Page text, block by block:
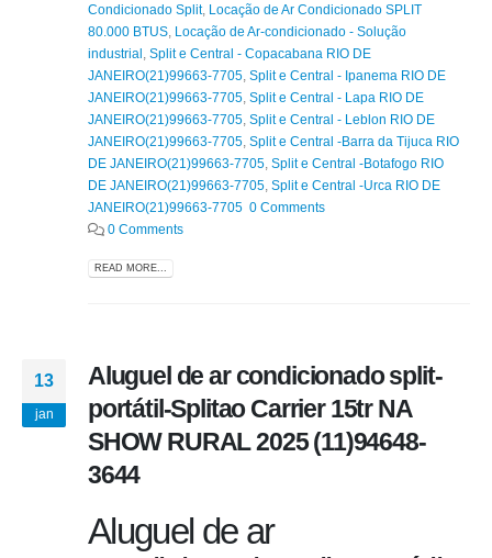
Condicionado Split, Locação de Ar Condicionado SPLIT
80.000 BTUS Locação de Ar-condicionado - Solução
industrial Split e Central - Copacabana RIO DE
JANEIRO(21)99663-7705 Split e Central - Ipanema RIO DE
JANEIRO(21)99663-7705 Split e Central - Lapa RIO DE
JANEIRO(21)99663-7705 Split e Central - Leblon RIO DE
JANEIRO(21)99663-7705 Split e Central -Barra da Tijuca RIO
DE JANEIRO(21)99663-7705 Split e Central -Botafogo RIO
DE JANEIRO(21)99663-7705 Split e Central -Urca RIO DE
JANEIRO(21)99663-7705 0 Comments
0 Comments
READ MORE...
13
jan
Aluguel de ar condicionado split-
portátil-Splitao Carrier 15tr NA
SHOW RURAL 2025 (11)94648-
3644
Aluguel de ar